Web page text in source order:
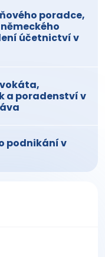
poradce,
účetnictví v
a poradenství v
podnikání v